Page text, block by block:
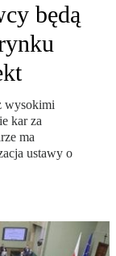
będą
wysokimi
kar za
ma
ustawy o